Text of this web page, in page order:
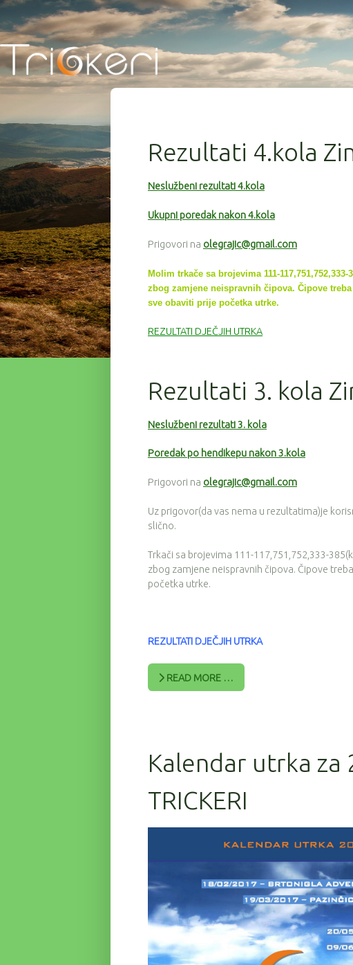
Rezultati 4.kola
Neslužbeni rezultati 4.kola
Ukupni poredak nakon 4.kola
Prigovori na olegrajic@gmail.com
Molim trkače sa brojevima 111-
zbog zamjene neispravnih čipova. Čipove
sve obaviti prije početka utrke.
REZULTATI DJEČJIH UTRKA
Rezultati 3. kola
Neslužbeni rezultati 3. kola
Poredak po hendikepu nakon 3.kola
Prigovori na olegrajic@gmail.com
Uz prigovor(da vas nema u rezultatima)je
slično.
Trkači sa brojevima 111-117,751,752,333-
zbog zamjene neispravnih čipova. Čipove
početka utrke.
REZULTATI DJEČJIH UTRKA
READ MORE …
Kalendar utrka za
TRICKERI